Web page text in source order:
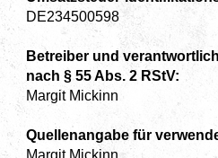
DE234500598
Betreiber und
nach § 55 Abs. 2 RStV:
Margit Mickinn
Quellenangabe für
Margit Mickinn